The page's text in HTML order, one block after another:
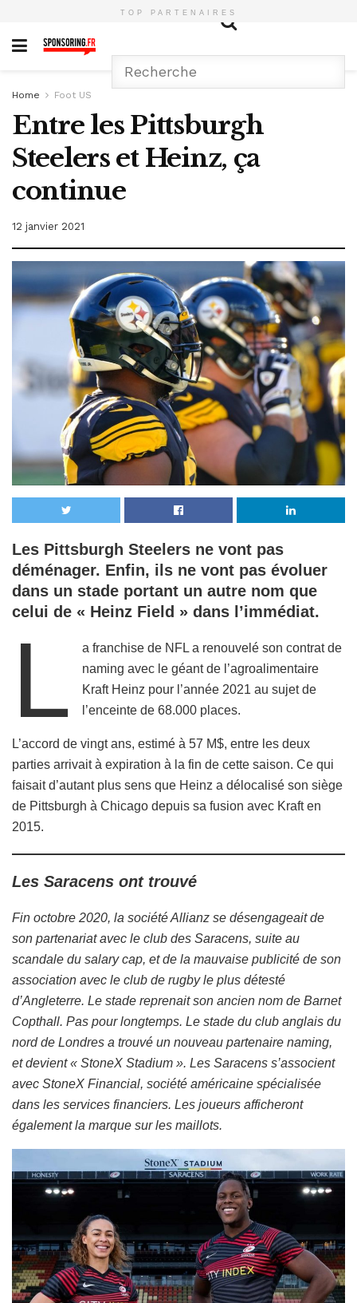
TOP PARTENAIRES
Home Foot US
Entre les Pittsburgh
Steelers et Heinz, ça
continue
12 janvier 2021
Les Pittsburgh Steelers ne vont pas
déménager. Enfin, ils ne vont pas évoluer
dans un stade portant un autre nom que
celui de « Heinz Field » dans l’immédiat.
L
a franchise de NFL a renouvelé son contrat de
naming avec le géant de l’agroalimentaire
Kraft Heinz pour l’année 2021 au sujet de
l’enceinte de 68.000 places.
L’accord de vingt ans, estimé à 57 M$, entre les deux
parties arrivait à expiration à la fin de cette saison. Ce qui
faisait d’autant plus sens que Heinz a délocalisé son siège
de Pittsburgh à Chicago depuis sa fusion avec Kraft en
2015.
Les Saracens ont trouvé
Fin octobre 2020, la société Allianz se désengageait de
son partenariat avec le club des Saracens, suite au
scandale du salary cap, et de la mauvaise publicité de son
association avec le club de rugby le plus détesté
d’Angleterre. Le stade reprenait son ancien nom de Barnet
Copthall. Pas pour longtemps. Le stade du club anglais du
nord de Londres a trouvé un nouveau partenaire naming,
et devient « StoneX Stadium ». Les Saracens s’associent
avec StoneX Financial, société américaine spécialisée
dans les services financiers. Les joueurs afficheront
également la marque sur les maillots.